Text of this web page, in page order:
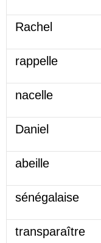
Rachel
rappelle
nacelle
Daniel
abeille
sénégalaise
transparaître